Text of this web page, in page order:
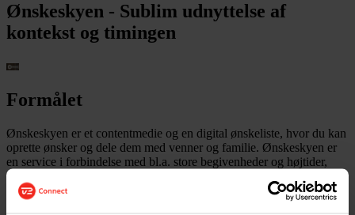
Ønskeskyen - Sublim udnyttelse af
kontekst og timingen
Formålet
Ønskeskyen er et contentmedie og en digital ønskeliste, hvor du kan
oprette ønsker og dele dem med venner og familie. Ønskeskyen er
en service i forbindelse med bl.a. store begivenheder og højtider,
men fungerer også som en praktisk platform for inspirations- og
huskelister til alle formål. Brugere kan også lade sig inspirere af
platformens brands, influencere, produkter, nyeste trends,